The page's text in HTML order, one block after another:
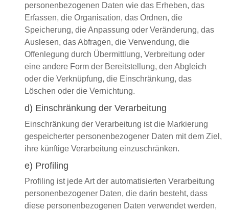
personenbezogenen Daten wie das Erheben, das
Erfassen, die Organisation, das Ordnen, die
Speicherung, die Anpassung oder Veränderung, das
Auslesen, das Abfragen, die Verwendung, die
Offenlegung durch Übermittlung, Verbreitung oder
eine andere Form der Bereitstellung, den Abgleich
oder die Verknüpfung, die Einschränkung, das
Löschen oder die Vernichtung.
d) Einschränkung der Verarbeitung
Einschränkung der Verarbeitung ist die Markierung
gespeicherter personenbezogener Daten mit dem Ziel,
ihre künftige Verarbeitung einzuschränken.
e) Profiling
Profiling ist jede Art der automatisierten Verarbeitung
personenbezogener Daten, die darin besteht, dass
diese personenbezogenen Daten verwendet werden,